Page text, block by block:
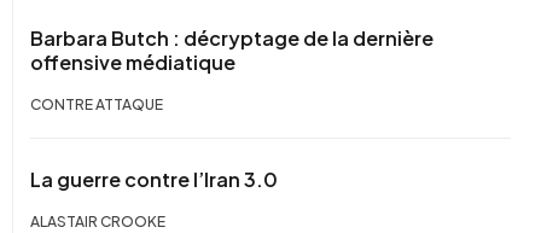
Barbara Butch : décryptage de la dernière
offensive médiatique
CONTRE ATTAQUE
La guerre contre l’Iran 3.0
ALASTAIR CROOKE